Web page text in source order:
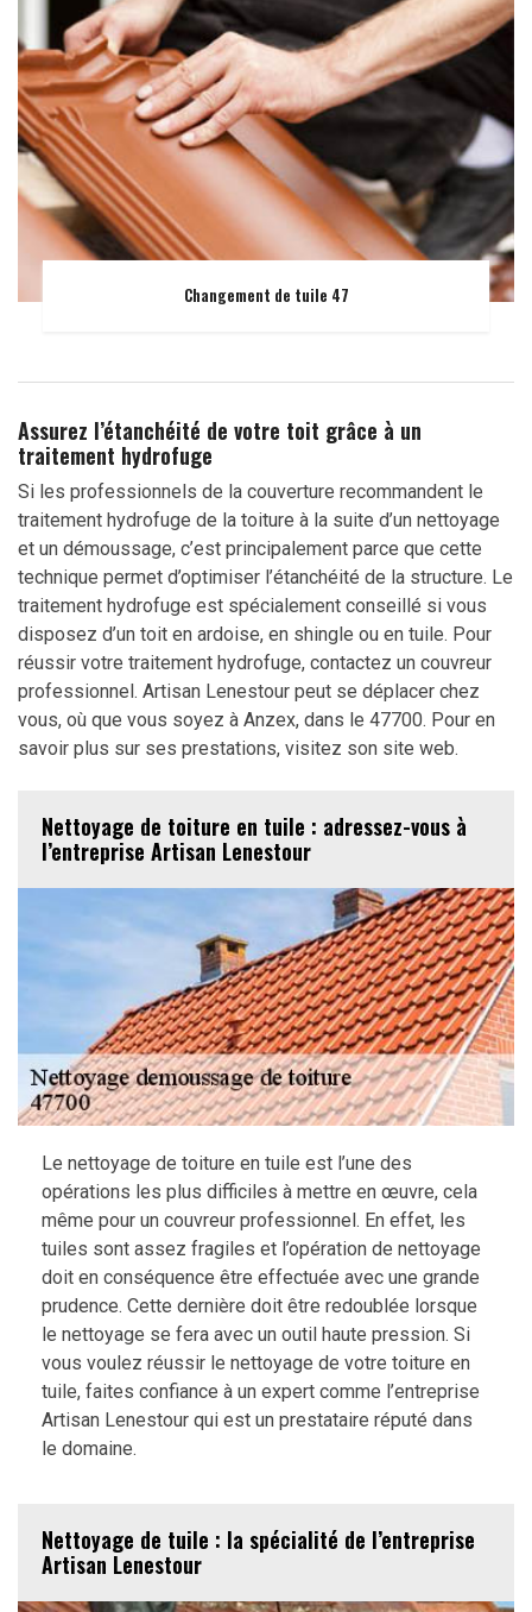
Changement de tuile 47
Assurez l’étanchéité de votre toit grâce à un
traitement hydrofuge
Si les professionnels de la couverture recommandent le
traitement hydrofuge de la toiture à la suite d’un nettoyage
et un démoussage, c’est principalement parce que cette
technique permet d’optimiser l’étanchéité de la structure. Le
traitement hydrofuge est spécialement conseillé si vous
disposez d’un toit en ardoise, en shingle ou en tuile. Pour
réussir votre traitement hydrofuge, contactez un couvreur
professionnel. Artisan Lenestour peut se déplacer chez
vous, où que vous soyez à Anzex, dans le 47700. Pour en
savoir plus sur ses prestations, visitez son site web.
Nettoyage de toiture en tuile : adressez-vous à
l’entreprise Artisan Lenestour
Le nettoyage de toiture en tuile est l’une des
opérations les plus difficiles à mettre en œuvre, cela
même pour un couvreur professionnel. En effet, les
tuiles sont assez fragiles et l’opération de nettoyage
doit en conséquence être effectuée avec une grande
prudence. Cette dernière doit être redoublée lorsque
le nettoyage se fera avec un outil haute pression. Si
vous voulez réussir le nettoyage de votre toiture en
tuile, faites confiance à un expert comme l’entreprise
Artisan Lenestour qui est un prestataire réputé dans
le domaine.
Nettoyage de tuile : la spécialité de l’entreprise
Artisan Lenestour